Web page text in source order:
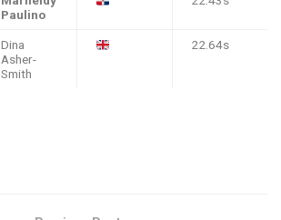
Paulino
Dina
Asher-
Smith
22.64s